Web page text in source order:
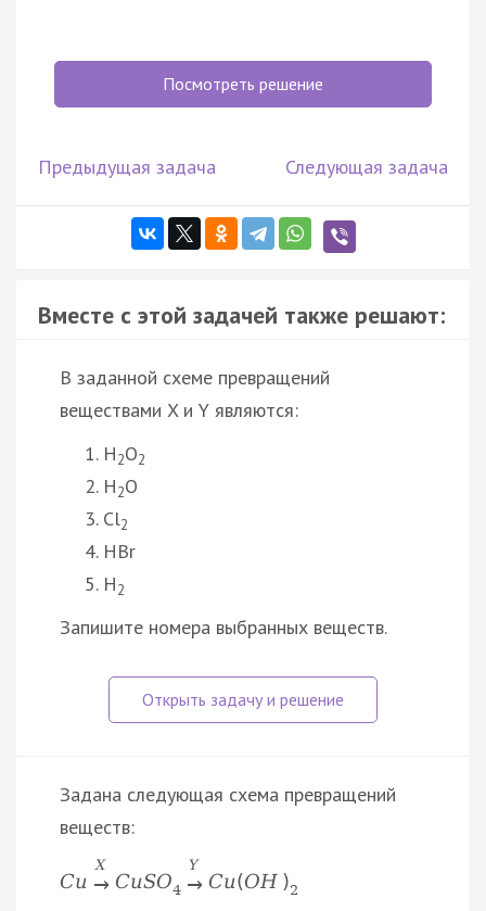
Посмотреть решение
Предыдущая задача Следующая задача
Вместе с этой задачей также решают:
В заданной схеме превращений
веществами X и Y являются:
H2O2
H2O
Cl2
HBr
H2
Запишите номера выбранных веществ.
Задана следующая схема превращений
веществ:
Cu
X
→ CuSO4
Y
→ Cu(OH )2